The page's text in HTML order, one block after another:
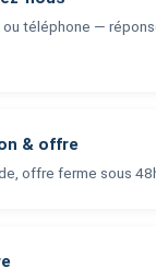
ou téléphone —
& offre
offre ferme sous